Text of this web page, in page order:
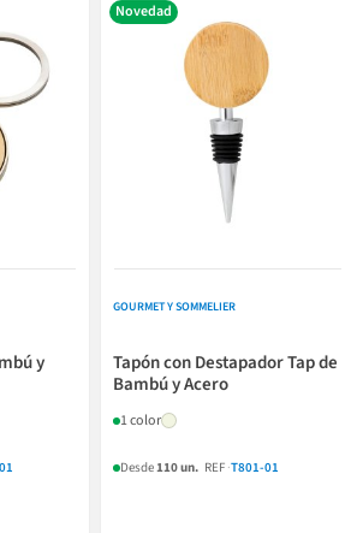
y
Novedad
GOURMET Y SOMMELIER
Tapón con Destapador Tap de
Bambú y Acero
1 color
Desde110 un. REF ·T801-01